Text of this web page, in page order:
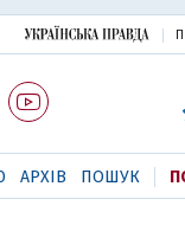
АРХІВ ПОШУК